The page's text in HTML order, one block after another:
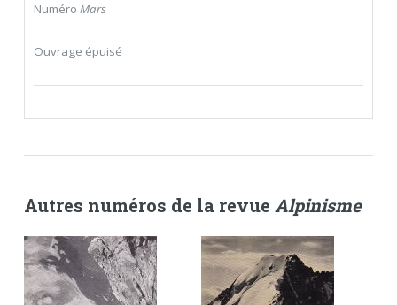
Numéro Mars
Ouvrage épuisé
Autres numéros de la revue Alpinisme